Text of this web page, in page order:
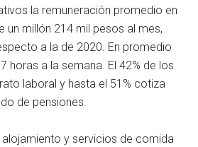
la remuneración promedio en
un millón 214 mil pesos al mes,
a la de 2020. En promedio
horas a la semana. El 42% de los
laboral y hasta el 51% cotiza
de pensiones.
alojamiento y servicios de comida